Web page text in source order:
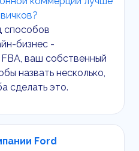
способов
бизнес -
FBA, ваш собственный
назвать несколько,
сделать это.
Ford